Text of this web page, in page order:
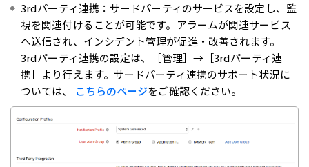
3rdパーティ連携：サードパーティのサービスを設定し、監
視を関連付けることが可能です。アラームが関連サービス
へ送信され、インシデント管理が促進・改善されます。
3rdパーティ連携の設定は、［管理］→［3rdパーティ連
携］より行えます。サードパーティ連携のサポート状況に
ついては、
こちらのページをご確認ください。